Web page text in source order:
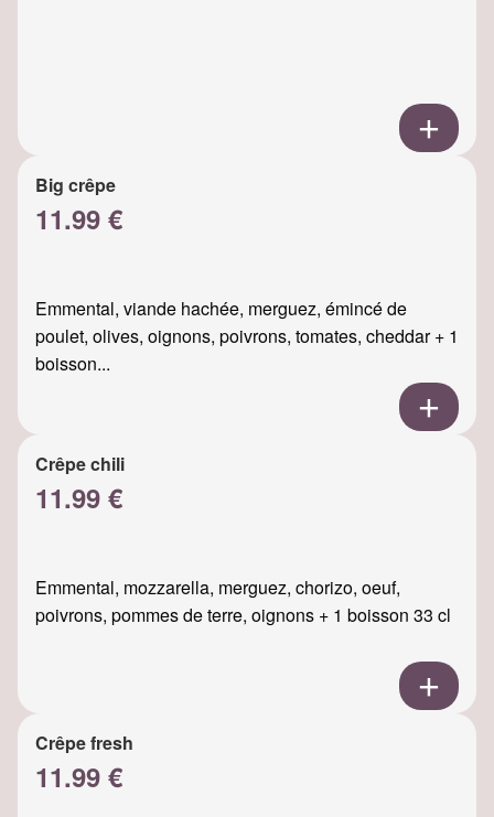
Big crêpe
11.99 €
Emmental, viande hachée, merguez, émincé de
poulet, olives, oignons, poivrons, tomates, cheddar + 1
boisson...
Crêpe chili
11.99 €
Emmental, mozzarella, merguez, chorizo, oeuf,
poivrons, pommes de terre, oignons + 1 boisson 33 cl
Crêpe fresh
11.99 €